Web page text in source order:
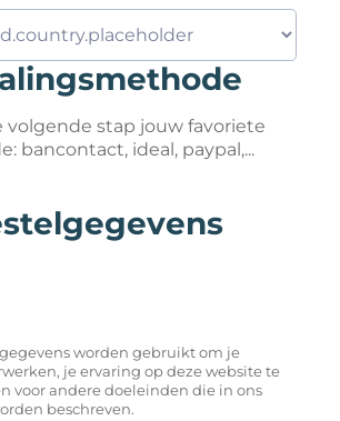
volgende stap jouw favoriete
bancontact, ideal, paypal,...
worden gebruikt om je
je ervaring op deze website te
voor andere doeleinden die in ons
beschreven.